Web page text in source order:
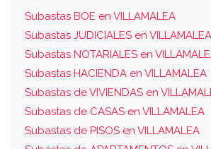
Subastas BOE en VILLAMALEA
Subastas JUDICIALES en VILLAMALEA
Subastas NOTARIALES en
Subastas HACIENDA en VILLAMALEA
Subastas de VIVIENDAS en
Subastas de CASAS en VILLAMALEA
Subastas de PISOS en VILLAMALEA